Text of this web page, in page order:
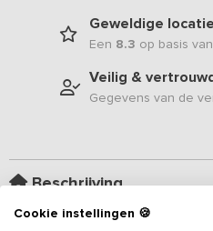
Geweldige locatie
Een 8.3 op basis van
Veilig &
Gegevens van de
Beschrijving
Cookie instellingen 🍪